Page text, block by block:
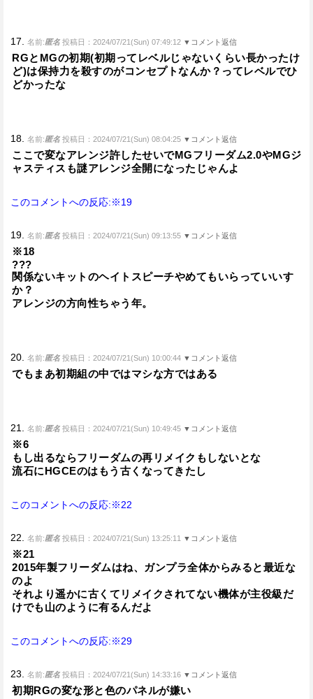
17. 名前:匿名 投稿日：2024/07/21(Sun) 07:49:12 ▼コメント返信
RGとMGの初期(初期ってレベルじゃないくらい長かったけ
ど)は保持力を殺すのがコンセプトなんか？ってレベルでひ
どかったな
18. 名前:匿名 投稿日：2024/07/21(Sun) 08:04:25 ▼コメント返信
ここで変なアレンジ許したせいでMGフリーダム2.0やMGジ
ャスティスも謎アレンジ全開になったじゃんよ
このコメントへの反応:※19
19. 名前:匿名 投稿日：2024/07/21(Sun) 09:13:55 ▼コメント返信
※18
???
関係ないキットのヘイトスピーチやめてもいらっていいす
か？
アレンジの方向性ちゃう年。
20. 名前:匿名 投稿日：2024/07/21(Sun) 10:00:44 ▼コメント返信
でもまあ初期組の中ではマシな方ではある
21. 名前:匿名 投稿日：2024/07/21(Sun) 10:49:45 ▼コメント返信
※6
もし出るならフリーダムの再リメイクもしないとな
流石にHGCEのはもう古くなってきたし
このコメントへの反応:※22
22. 名前:匿名 投稿日：2024/07/21(Sun) 13:25:11 ▼コメント返信
※21
2015年製フリーダムはね、ガンプラ全体からみると最近な
のよ
それより遥かに古くてリメイクされてない機体が主役級だ
けでも山のように有るんだよ
このコメントへの反応:※29
23. 名前:匿名 投稿日：2024/07/21(Sun) 14:33:16 ▼コメント返信
初期RGの変な形と色のパネルが嫌い